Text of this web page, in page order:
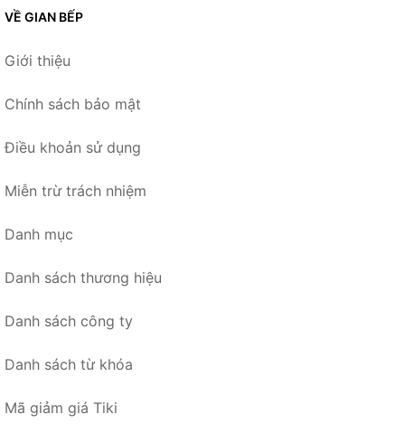
VỀ GIAN BẾP
Giới thiệu
Chính sách bảo mật
Điều khoản sử dụng
Miễn trừ trách nhiệm
Danh mục
Danh sách thương hiệu
Danh sách công ty
Danh sách từ khóa
Mã giảm giá Tiki